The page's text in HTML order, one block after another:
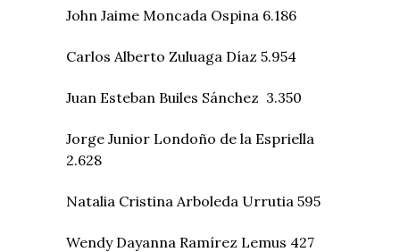
John Jaime Moncada Ospina 6.186
Carlos Alberto Zuluaga Díaz 5.954
Juan Esteban Builes Sánchez 3.350
Jorge Junior Londoño de la Espriella
2.628
Natalia Cristina Arboleda Urrutia 595
Wendy Dayanna Ramírez Lemus 427